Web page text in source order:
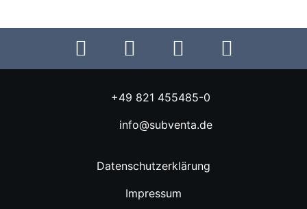
+49 821 455485-0
info@subventa.de
Datenschutzerklärung
Impressum